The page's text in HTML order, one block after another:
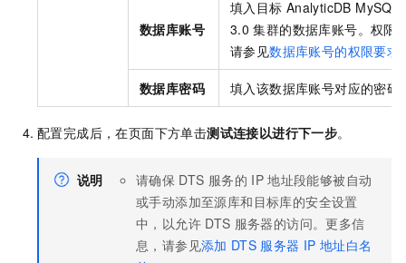
数据库账号
填入目标 AnalyticDB MySQL
3.0 集群的数据库账号。权限
请参见数据库账号的权限要求
数据库密码 填入该数据库账号对应的密码
配置完成后，在页面下方单击测试连接以进行下一步。
说明 请确保 DTS 服务的 IP 地址段能够被自动
或手动添加至源库和目标库的安全设置
中，以允许 DTS 服务器的访问。更多信
息，请参见添加 DTS 服务器 IP 地址白名